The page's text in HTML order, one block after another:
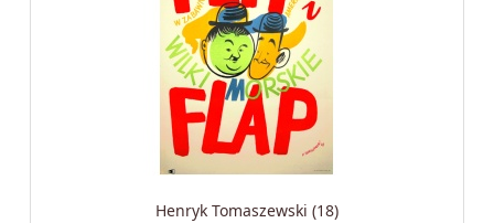
Henryk Tomaszewski (18)